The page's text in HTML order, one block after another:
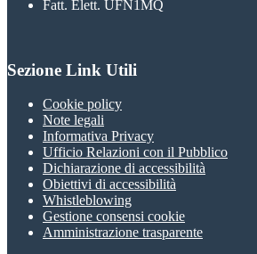
Fatt. Elett. UFN1MQ
Sezione Link Utili
Cookie policy
Note legali
Informativa Privacy
Ufficio Relazioni con il Pubblico
Dichiarazione di accessibilità
Obiettivi di accessibilità
Whistleblowing
Gestione consensi cookie
Amministrazione trasparente